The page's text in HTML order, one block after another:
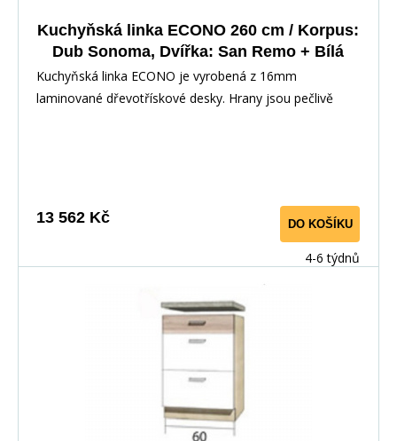
Kuchyňská linka ECONO 260 cm / Korpus:
Dub Sonoma, Dvířka: San Remo + Bílá
Kuchyňská linka ECONO je vyrobená z 16mm
laminované dřevotřískové desky. Hrany jsou pečlivě
pracovní desku na každou skříňku zvlášť, nebo vcelku (
max. délka je 3m ), hloubka desky je 60 cm. Pracovní
deska není v ceně kuchyňské linky. Materiál: : vysoce
provedení: : Korpus: Dub Sonoma : Dvířka: San Remo +
Bílá : Pracovní deska v barvě traventin
13 562 Kč DO KOŠÍKU
4-6 týdnů